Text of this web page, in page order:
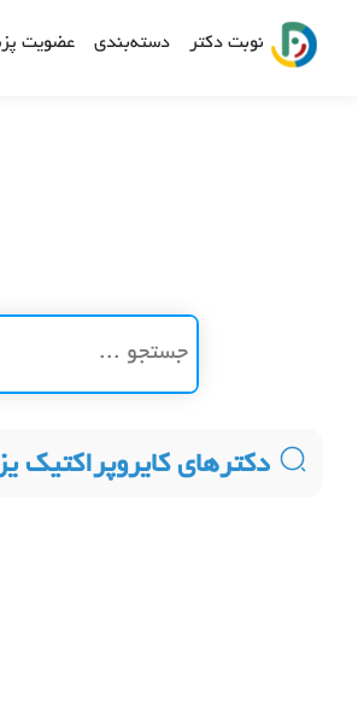
نوبت دکتر دسته‌بندی عضویت
دکترهای کایروپراکتیک